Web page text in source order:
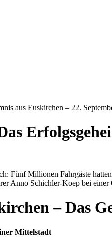
aus Euskirchen – 22.
Fünf Millionen Fahrgäste
Anno Schichler-Koep bei
– Das
Mittelstadt